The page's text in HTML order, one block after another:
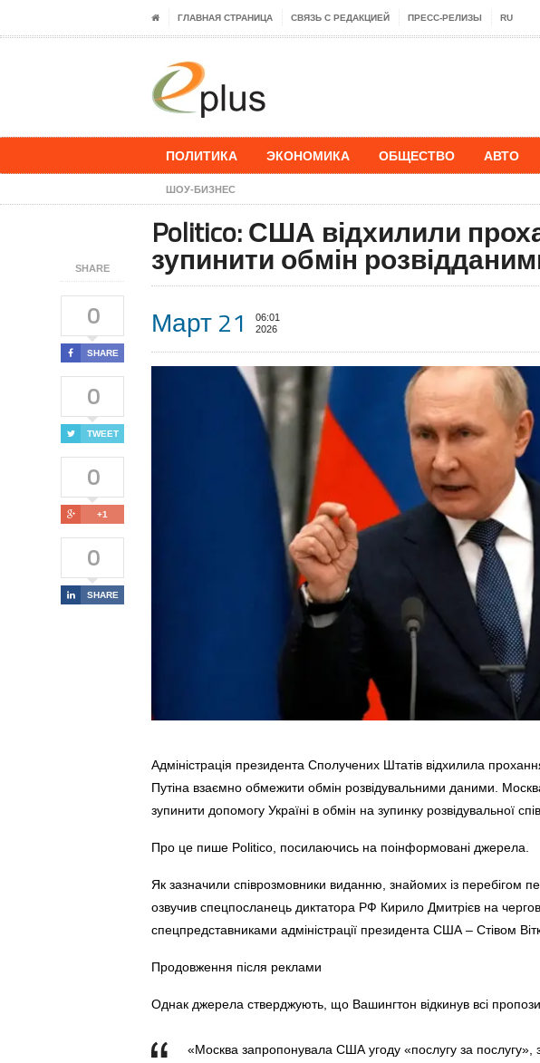
ГЛАВНАЯ СТРАНИЦА СВЯЗЬ С РЕДАКЦИЕЙ ПРЕСС-РЕЛИЗЫ RU
ПОЛИТИКА ЭКОНОМИКА ОБЩЕСТВО АВТО
ШОУ-БИЗНЕС
SHARE
0
SHARE
0
TWEET
0
+1
0
SHARE
Politico: США відхилили
зупинити обмін
Март 21
06:01
2026
Адміністрація президента Сполучених Штатів відхилила
Путіна взаємно обмежити обмін розвідувальними даними.
зупинити допомогу Україні в обмін на зупинку розвідувальної
Про це пише Politico, посилаючись на поінформовані джерела.
Як зазначили співрозмовники виданню, знайомих із перебігом
озвучив спецпосланець диктатора РФ Кирило Дмитрієв на
спецпредставниками адміністрації президента США – Стівом
Продовження після реклами
Однак джерела стверджують, що Вашингтон відкинув всі
«Москва запропонувала США угоду «послугу за послугу»,